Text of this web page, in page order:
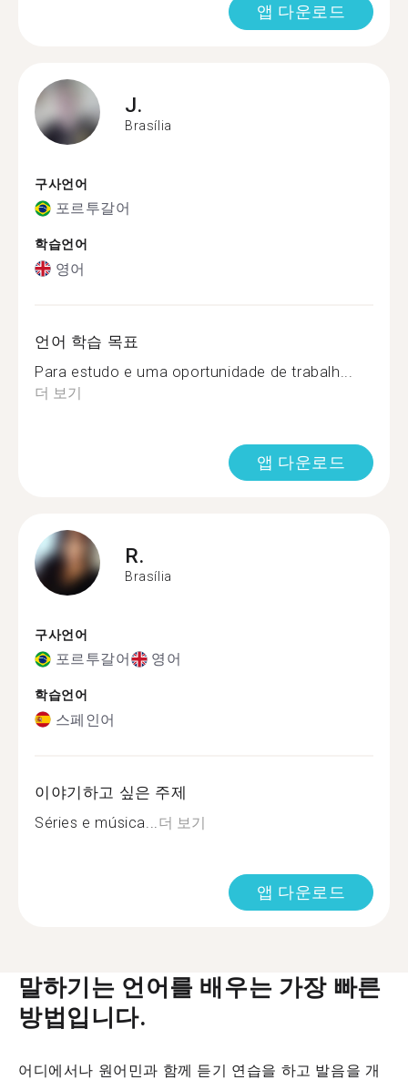
앱 다운로드
J.
Brasília
구사언어
포르투갈어
학습언어
영어
언어 학습 목표
Para estudo e uma oportunidade de trabalh...
더 보기
앱 다운로드
R.
Brasília
구사언어
포르투갈어 영어
학습언어
스페인어
이야기하고 싶은 주제
Séries e música... 더 보기
앱 다운로드
말하기는 언어를 배우는 가장 빠른
방법입니다.
어디에서나 원어민과 함께 듣기 연습을 하고 발음을 개